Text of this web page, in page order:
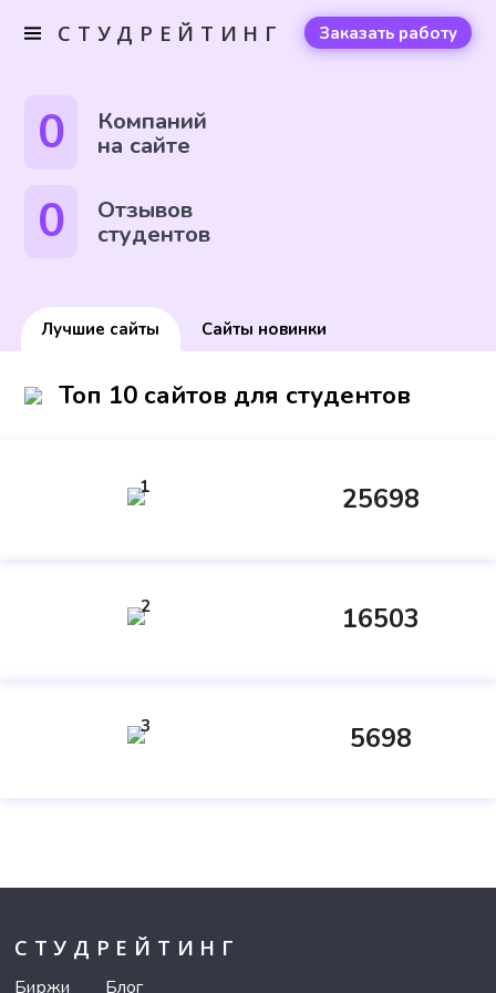
СТУДРЕЙТИНГ Заказать работу
0 Компаний
на сайте
0 Отзывов
студентов
Лучшие сайты Сайты новинки
Топ 10 сайтов для студентов
1 25698
2 16503
3 5698
СТУДРЕЙТИНГ
Биржи Блог